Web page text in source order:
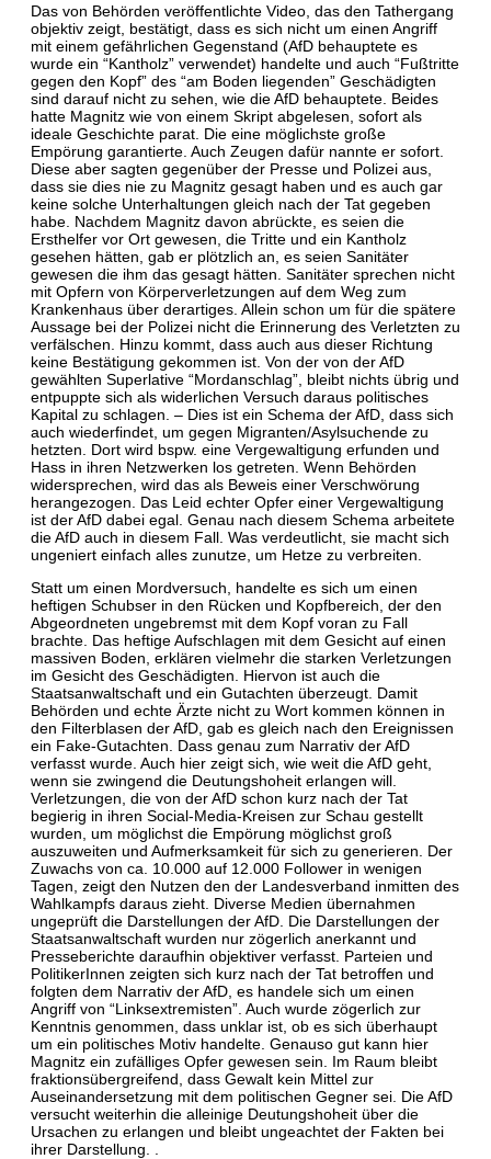
Das von Behörden veröffentlichte Video, das den Tathergang
objektiv zeigt, bestätigt, dass es sich nicht um einen Angriff
mit einem gefährlichen Gegenstand (AfD behauptete es
wurde ein “Kantholz” verwendet) handelte und auch “Fußtritte
gegen den Kopf” des “am Boden liegenden” Geschädigten
sind darauf nicht zu sehen, wie die AfD behauptete. Beides
hatte Magnitz wie von einem Skript abgelesen, sofort als
ideale Geschichte parat. Die eine möglichste große
Empörung garantierte. Auch Zeugen dafür nannte er sofort.
Diese aber sagten gegenüber der Presse und Polizei aus,
dass sie dies nie zu Magnitz gesagt haben und es auch gar
keine solche Unterhaltungen gleich nach der Tat gegeben
habe. Nachdem Magnitz davon abrückte, es seien die
Ersthelfer vor Ort gewesen, die Tritte und ein Kantholz
gesehen hätten, gab er plötzlich an, es seien Sanitäter
gewesen die ihm das gesagt hätten. Sanitäter sprechen nicht
mit Opfern von Körperverletzungen auf dem Weg zum
Krankenhaus über derartiges. Allein schon um für die spätere
Aussage bei der Polizei nicht die Erinnerung des Verletzten zu
verfälschen. Hinzu kommt, dass auch aus dieser Richtung
keine Bestätigung gekommen ist. Von der von der AfD
gewählten Superlative “Mordanschlag”, bleibt nichts übrig und
entpuppte sich als widerlichen Versuch daraus politisches
Kapital zu schlagen. – Dies ist ein Schema der AfD, dass sich
auch wiederfindet, um gegen Migranten/Asylsuchende zu
hetzten. Dort wird bspw. eine Vergewaltigung erfunden und
Hass in ihren Netzwerken los getreten. Wenn Behörden
widersprechen, wird das als Beweis einer Verschwörung
herangezogen. Das Leid echter Opfer einer Vergewaltigung
ist der AfD dabei egal. Genau nach diesem Schema arbeitete
die AfD auch in diesem Fall. Was verdeutlicht, sie macht sich
ungeniert einfach alles zunutze, um Hetze zu verbreiten.
Statt um einen Mordversuch, handelte es sich um einen
heftigen Schubser in den Rücken und Kopfbereich, der den
Abgeordneten ungebremst mit dem Kopf voran zu Fall
brachte. Das heftige Aufschlagen mit dem Gesicht auf einen
massiven Boden, erklären vielmehr die starken Verletzungen
im Gesicht des Geschädigten. Hiervon ist auch die
Staatsanwaltschaft und ein Gutachten überzeugt. Damit
Behörden und echte Ärzte nicht zu Wort kommen können in
den Filterblasen der AfD, gab es gleich nach den Ereignissen
ein Fake-Gutachten. Dass genau zum Narrativ der AfD
verfasst wurde. Auch hier zeigt sich, wie weit die AfD geht,
wenn sie zwingend die Deutungshoheit erlangen will.
Verletzungen, die von der AfD schon kurz nach der Tat
begierig in ihren Social-Media-Kreisen zur Schau gestellt
wurden, um möglichst die Empörung möglichst groß
auszuweiten und Aufmerksamkeit für sich zu generieren. Der
Zuwachs von ca. 10.000 auf 12.000 Follower in wenigen
Tagen, zeigt den Nutzen den der Landesverband inmitten des
Wahlkampfs daraus zieht. Diverse Medien übernahmen
ungeprüft die Darstellungen der AfD. Die Darstellungen der
Staatsanwaltschaft wurden nur zögerlich anerkannt und
Presseberichte daraufhin objektiver verfasst. Parteien und
PolitikerInnen zeigten sich kurz nach der Tat betroffen und
folgten dem Narrativ der AfD, es handele sich um einen
Angriff von “Linksextremisten”. Auch wurde zögerlich zur
Kenntnis genommen, dass unklar ist, ob es sich überhaupt
um ein politisches Motiv handelte. Genauso gut kann hier
Magnitz ein zufälliges Opfer gewesen sein. Im Raum bleibt
fraktionsübergreifend, dass Gewalt kein Mittel zur
Auseinandersetzung mit dem politischen Gegner sei. Die AfD
versucht weiterhin die alleinige Deutungshoheit über die
Ursachen zu erlangen und bleibt ungeachtet der Fakten bei
ihrer Darstellung. .